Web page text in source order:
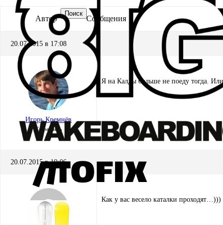
Поиск
Автор Сообщения
20.07.2015 в 17:08
Игорь Кремнёв
Хранитель
Я на Калды больше не поеду тогда.
20.07.2015 в 19:06
Как у вас весело каталки